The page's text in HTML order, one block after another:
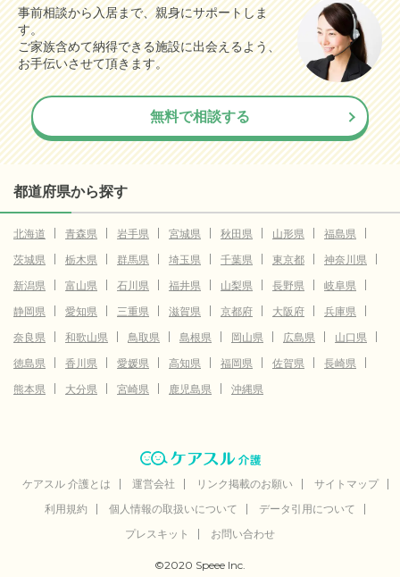
事前相談から入居まで、親身にサポートしま
す。
ご家族含めて納得できる施設に出会えるよう、
お手伝いさせて頂きます。
無料で相談する
都道府県から探す
北海道 青森県 岩手県 宮城県 秋田県 山形県
福島県
茨城県
栃木県 群馬県 埼玉県 千葉県 東京都
神奈川県
新潟県
富山県 石川県 福井県 山梨県 長野県
岐阜県
静岡県
愛知県 三重県 滋賀県 京都府 大阪府
兵庫県
奈良県
和歌山県 鳥取県 島根県 岡山県 広島県
山口県
徳島県
香川県 愛媛県 高知県 福岡県 佐賀県
長崎県
熊本県
大分県 宮崎県 鹿児島県 沖縄県
ケアスル 介護とは 運営会社 リンク掲載のお願い
サイトマップ
利用規約
個人情報の取扱いについて
データ引用について
プレスキット
お問い合わせ
©2020 Speee Inc.